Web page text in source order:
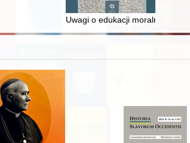
mieszczaństwa w 2. poł. XIX w
poligonu drawskiego od średniowiecza do dziś
Uwagi o edukacji moralnej